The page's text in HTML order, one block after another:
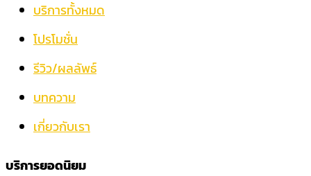
บริการทั้งหมด
โปรโมชั่น
รีวิว/ผลลัพธ์
บทความ
เกี่ยวกับเรา
บริการยอดนิยม